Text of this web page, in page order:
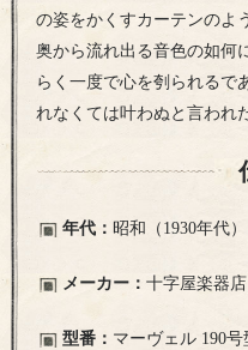
の姿をかくすカーテンのよ
奥から流れ出る音色の如
らく一度で心を刳られるで
れなくては叶わぬと言われ
年代： 昭和（1930年代）
メーカー：十字屋楽器店
型番： マーヴェル 190号